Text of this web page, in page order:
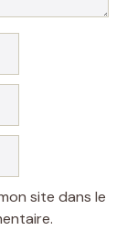
site dans le